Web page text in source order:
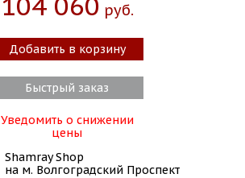
Руб.
Добавить в корзину
Быстрый заказ
Уведомить о снижении
цены
Shamray Shop
на м. Волгоградский Проспект